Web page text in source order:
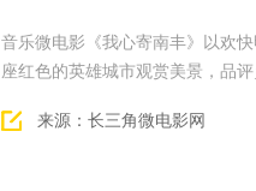
音乐微电影《我心寄南丰》以欢
座红色的英雄城市观赏美景，品
来源：长三角微电影网